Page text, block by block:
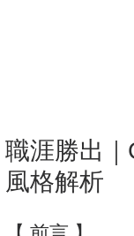
職涯勝出
風格解析